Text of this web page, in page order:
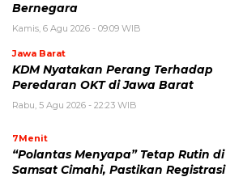
Bernegara
Kamis, 6 Agu 2026 - 09:09 WIB
Jawa Barat
KDM Nyatakan Perang Terhadap
Peredaran OKT di Jawa Barat
Rabu, 5 Agu 2026 - 22:23 WIB
7Menit
“Polantas Menyapa” Tetap Rutin di
Samsat Cimahi, Pastikan Registrasi